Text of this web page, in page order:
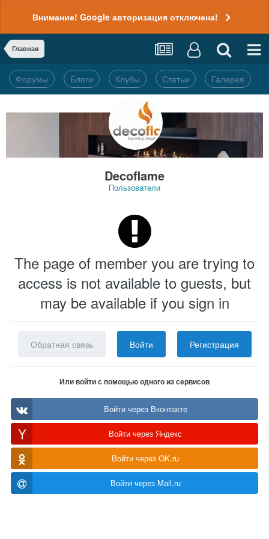
Внимание! Google авторизация отключена!
Главная
Форумы Блоги Клубы Статьи Галерея
Decoflame
Пользователи
The page of member you are trying to
access is not available to guests, but
may be available if you sign in
Обратная связь Войти Регистрация
Или войти с помощью одного из сервисов
Войти через Вконтакте
Войти через Яндекс
Войти через OK.ru
Войти через Mail.ru